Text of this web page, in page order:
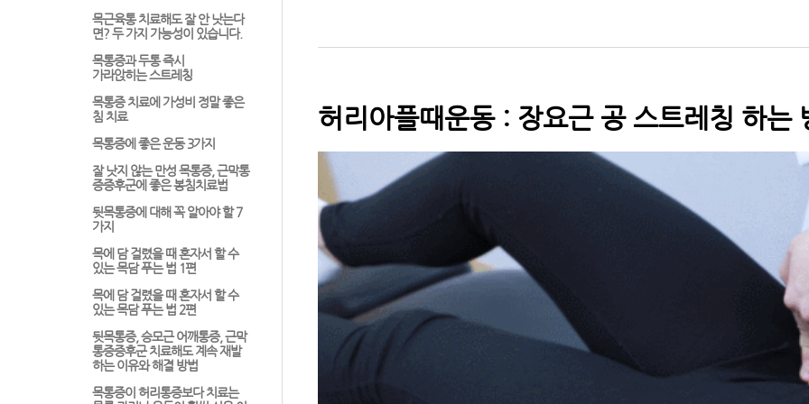
목근육통 치료해도 잘 안 낫는다
면? 두 가지 가능성이 있습니다.
목통증과 두통 즉시
가라앉히는 스트레칭
목통증 치료에 가성비 정말 좋은
침 치료
목통증에 좋은 운동 3가지
잘 낫지 않는 만성 목통증, 근막통
증증후군에 좋은 봉침치료법
뒷목통증에 대해 꼭 알아야 할 7
가지
목에 담 걸렸을 때 혼자서 할 수
있는 목담 푸는 법 1편
목에 담 걸렸을 때 혼자서 할 수
있는 목담 푸는 법 2편
뒷목통증, 승모근 어깨통증, 근막
통증증후군 치료해도 계속 재발
하는 이유와 해결 방법
목통증이 허리통증보다 치료는
허리아플때운동 : 장요근 공 스트레칭 하는